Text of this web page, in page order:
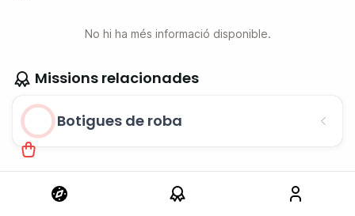
No hi ha més informació disponible.
Missions relacionades
Botigues de roba